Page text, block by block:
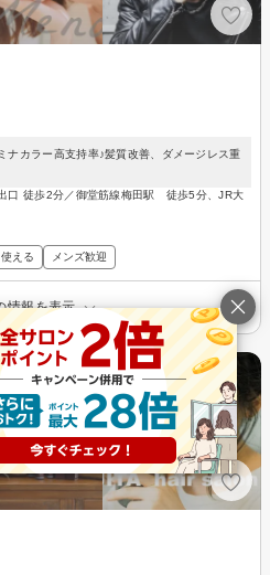
カラー高支持率♪髪質改善、ダメージレス重
口 徒歩2分／御堂筋線梅田駅 徒歩5分、JR大
える メンズ歓迎
情報を表示